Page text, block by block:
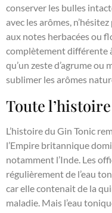
conserver les bulles
avec les arômes,
aux notes herbacées ou
complètement différente
qu’un zeste d’agrume ou
sublimer les arômes
Toute
L’histoire du Gin Tonic
l’Empire britannique
notamment l’Inde. Les
régulièrement de l’eau
car elle contenait de la
maladie. Mais l’eau